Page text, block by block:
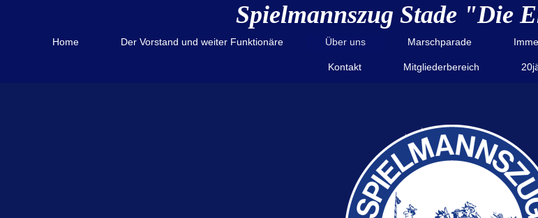
Spielmannszug Stade "Die
Home Der Vorstand und weiter Funktionäre Über uns Marschparade
Kontakt Mitgliederbereich